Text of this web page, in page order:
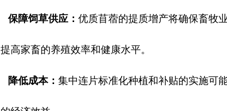
保障饲草供应： 优质苜蓿的提质增产将确保畜牧
提高家畜的养殖效率和健康水平。
降低成本： 集中连片标准化种植和补贴的实施可